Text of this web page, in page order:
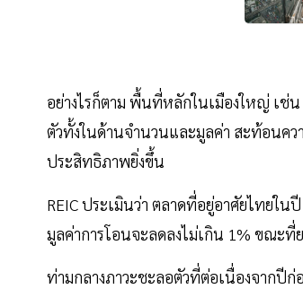
อย่างไรก็ตาม พื้นที่หลักในเมืองใหญ่ เช่
ตัวทั้งในด้านจำนวนและมูลค่า สะท้อนคว
ประสิทธิภาพยิ่งขึ้น
REIC ประเมินว่า ตลาดที่อยู่อาศัยไทยใ
มูลค่าการโอนจะลดลงไม่เกิน 1% ขณะ
ท่ามกลางภาวะชะลอตัวที่ต่อเนื่องจากปีก่